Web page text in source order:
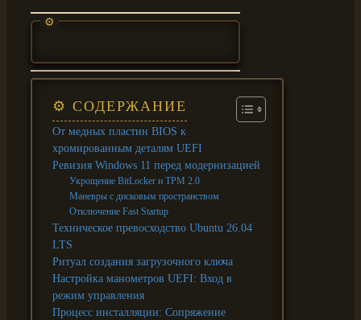
⚙️ СОДЕРЖАНИЕ
От медных пластин BIOS к
хромированным деталям UEFI
Ревизия Windows 11 перед модернизацией
Укрощение BitLocker и TPM 2.0
Маневры с дисковым пространством
Отключение Fast Startup
Техническое превосходство Ubuntu 26.04
LTS
Ритуал создания загрузочного ключа
Настройка манометров UEFI: Вход в
режим управления
Процесс инсталляции: Сопряжение